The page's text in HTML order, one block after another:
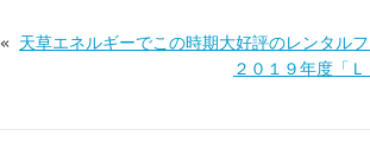
« 天草エネルギーでこの時期大好評のレンタル
２０１９年度「